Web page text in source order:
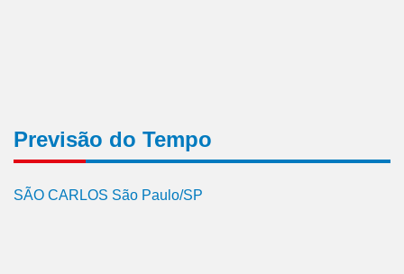
Previsão do Tempo
SÃO CARLOS São Paulo/SP